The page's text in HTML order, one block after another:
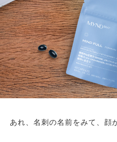
あれ、名刺の名前をみて、